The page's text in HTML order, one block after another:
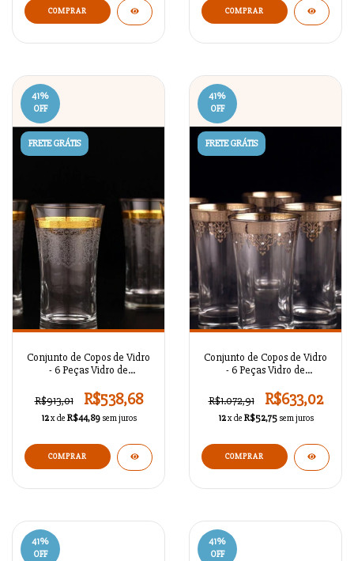
41%
OFF
FRETE GRÁTIS
Conjunto de Copos de Vidro
- 6 Peças Vidro de
/ BR56119
R$913,01 R$538,68
12x de R$44,89 sem juros
41%
OFF
FRETE GRÁTIS
Conjunto de Copos de Vidro
- 6 Peças Vidro de
PLatina / BR56118
R$1.072,91 R$633,02
12x de R$52,75 sem juros
41%
OFF
41%
OFF